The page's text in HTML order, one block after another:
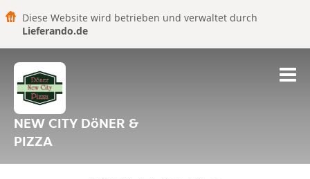
Diese Website wird betrieben und verwaltet durch
Lieferando.de
NEW CITY DöNER &
PIZZA